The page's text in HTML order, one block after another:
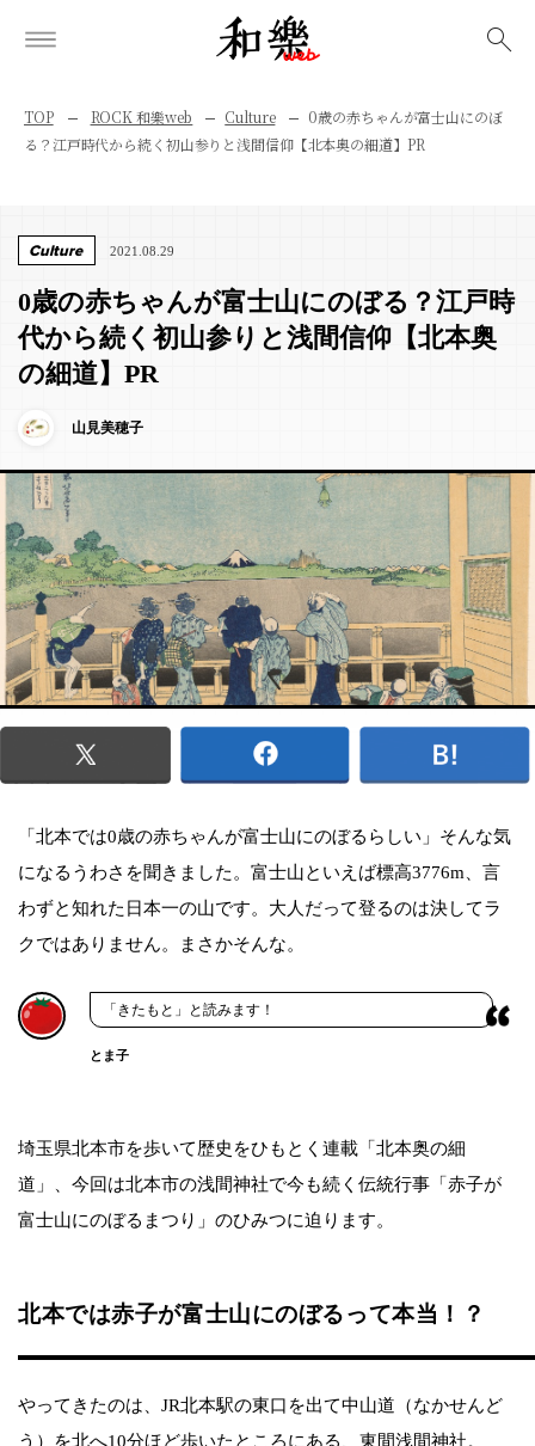
TOP ROCK 和樂web Culture
0歳の赤ちゃんが富士山にのぼ
る？江戸時代から続く初山参りと浅間信仰【北本奥の細道】PR
Culture 2021.08.29
0歳の赤ちゃんが富士山にのぼる？江戸時
代から続く初山参りと浅間信仰【北本奥
の細道】PR
山見美穂子
「北本では0歳の赤ちゃんが富士山にのぼるらしい」そんな気
になるうわさを聞きました。富士山といえば標高3776m、言
わずと知れた日本一の山です。大人だって登るのは決してラ
クではありません。まさかそんな。
「きたもと」と読みます！
とま子
埼玉県北本市を歩いて歴史をひもとく連載「北本奥の細
道」、今回は北本市の浅間神社で今も続く伝統行事「赤子が
富士山にのぼるまつり」のひみつに迫ります。
北本では赤子が富士山にのぼるって本当！？
やってきたのは、JR北本駅の東口を出て中山道（なかせんど
う）を北へ10分ほど歩いたところにある、東間浅間神社。